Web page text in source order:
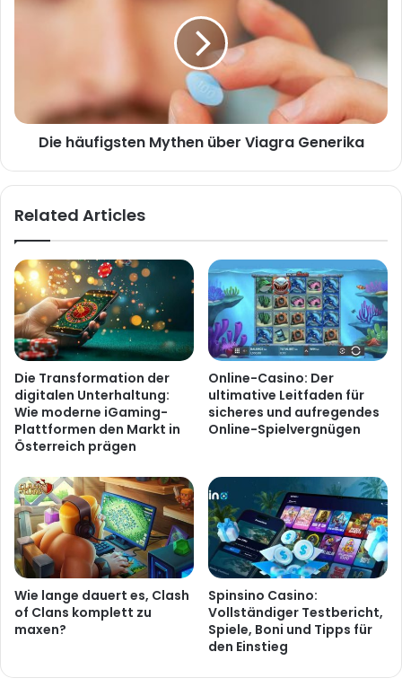
Die häufigsten Mythen über Viagra Generika
Related Articles
Die Transformation der
digitalen Unterhaltung:
Wie moderne iGaming-
Plattformen den Markt in
Österreich prägen
Online-Casino: Der
ultimative Leitfaden für
sicheres und aufregendes
Online-Spielvergnügen
Wie lange dauert es, Clash
of Clans komplett zu
maxen?
Spinsino Casino:
Vollständiger Testbericht,
Spiele, Boni und Tipps für
den Einstieg